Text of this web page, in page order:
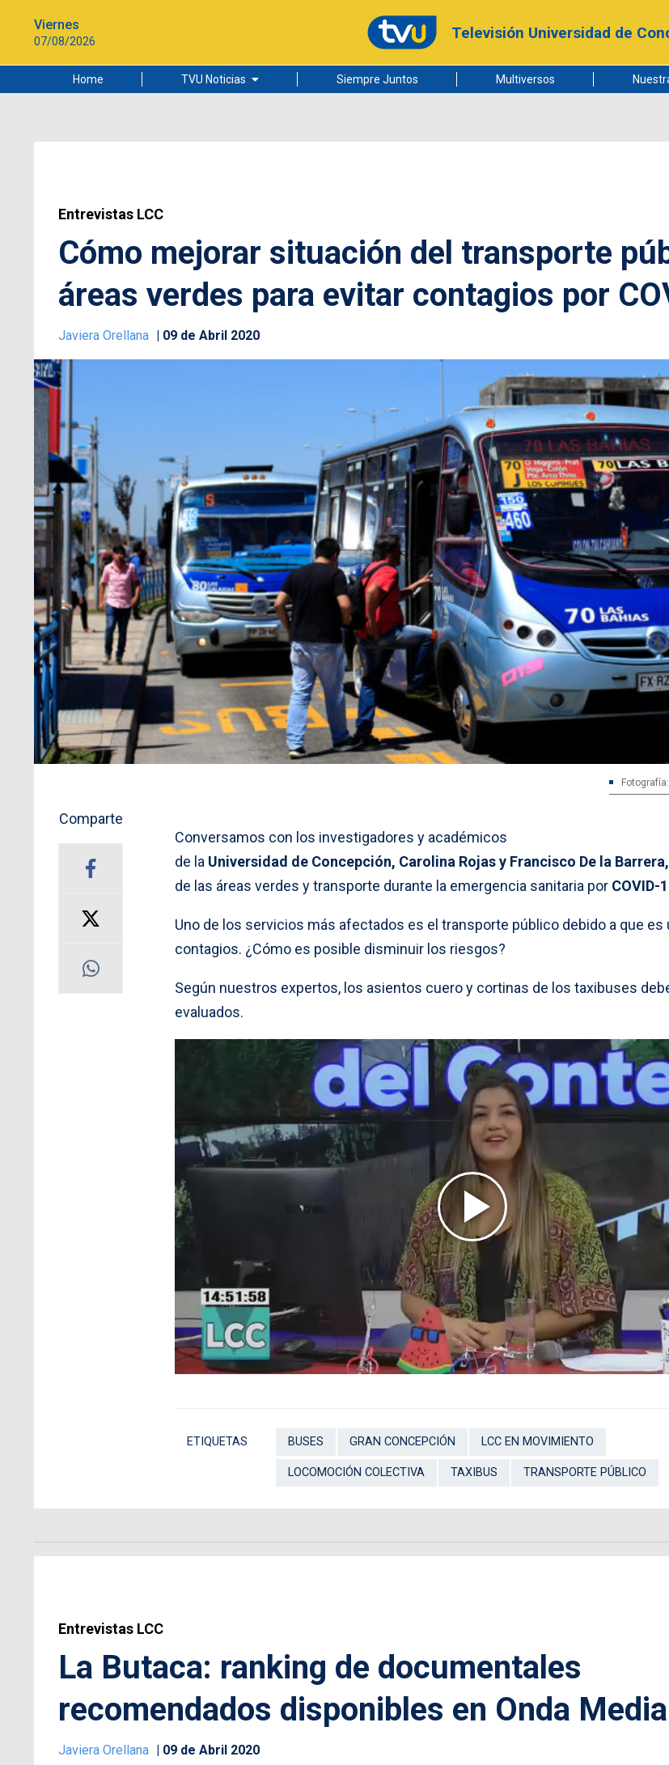
Viernes
07/08/2026 Televisión Universidad de
Home TVU Noticias
Ciudad
Siempre Juntos Multiversos
Entrevistas LCC
Cómo mejorar situación del transporte
áreas verdes para evitar contagios por
Javiera Orellana 09 de Abril 2020
Comparte
Conversamos con los investigadores y académicos
de la Universidad de Concepción, Carolina Rojas y Francisco De la Barrera,
de las áreas verdes y transporte durante la emergencia sanitaria por COVID-
Uno de los servicios más afectados es el transporte público debido a que es
contagios. ¿Cómo es posible disminuir los riesgos?
Según nuestros expertos, los asientos cuero y cortinas de los taxibuses
evaluados.
ETIQUETAS BUSES GRAN CONCEPCIÓN LCC EN MOVIMIENTO
LOCOMOCIÓN COLECTIVA TAXIBUS TRANSPORTE PÚBLICO
Entrevistas LCC
La Butaca: ranking de documentales
recomendados disponibles en Onda Media
Javiera Orellana 09 de Abril 2020